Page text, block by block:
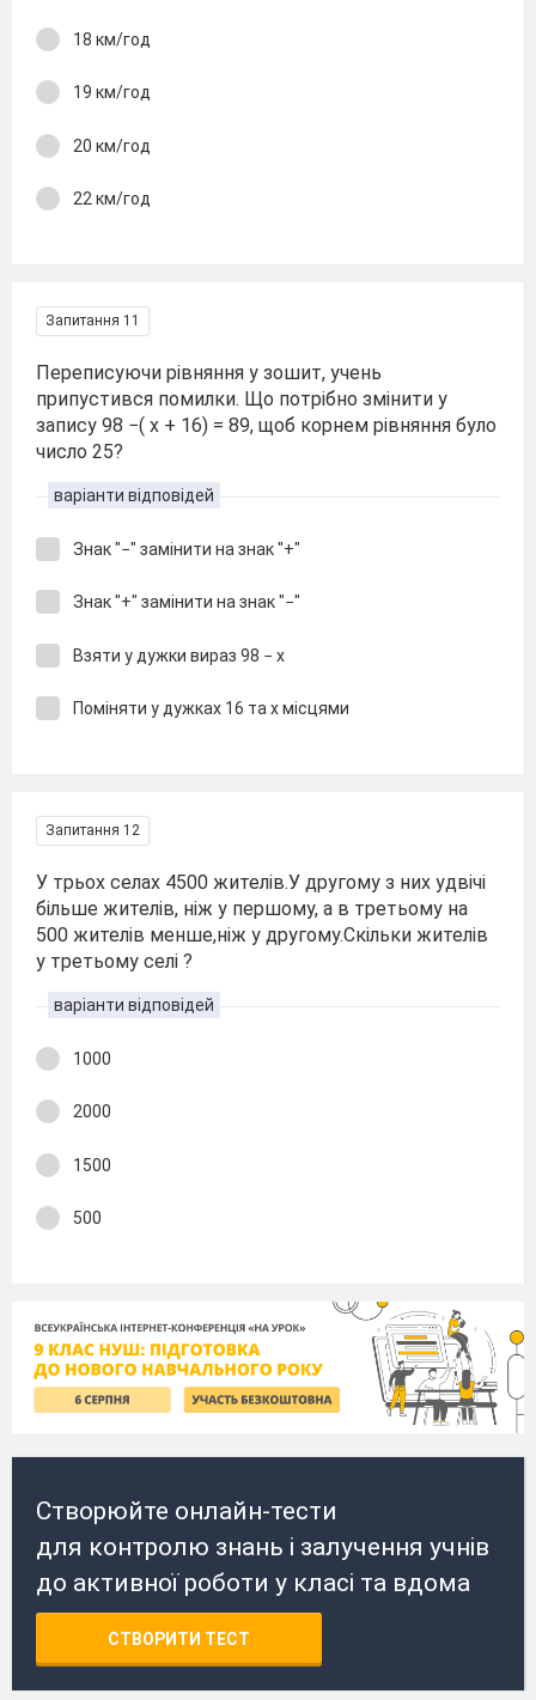
18 км/год
19 км/год
20 км/год
22 км/год
Запитання 11
Переписуючи рівняння у зошит, учень
припустився помилки. Що потрібно змінити у
запису 98 −( х + 16) = 89, щоб корнем рівняння було
число 25?
варіанти відповідей
Знак "−" замінити на знак "+"
Знак "+" замінити на знак "−"
Взяти у дужки вираз 98 − х
Поміняти у дужках 16 та х місцями
Запитання 12
У трьох селах 4500 жителів.У другому з них удвічі
більше жителів, ніж у першому, а в третьому на
500 жителів менше,ніж у другому.Скільки жителів
у третьому селі ?
варіанти відповідей
1000
2000
1500
500
Створюйте онлайн-тести
для контролю знань і залучення учнів
до активної роботи у класі та вдома
СТВОРИТИ ТЕСТ